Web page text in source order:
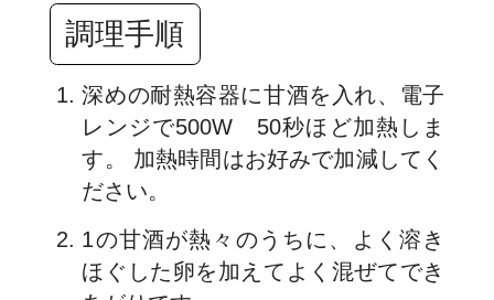
調理手順
深めの耐熱容器に甘酒を入れ、電子
レンジで500W 50秒ほど加熱しま
す。 加熱時間はお好みで加減してく
ださい。
1の甘酒が熱々のうちに、よく溶き
ほぐした卵を加えてよく混ぜてでき